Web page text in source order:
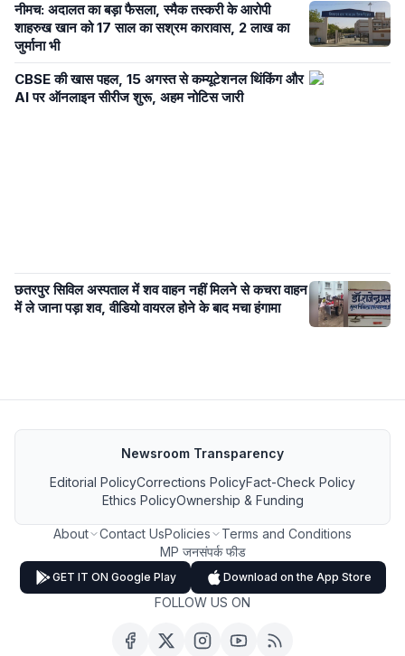
नीमच: अदालत का बड़ा फैसला, स्मैक तस्करी के आरोपी
शाहरुख खान को 17 साल का सश्रम कारावास, 2 लाख का
जुर्माना भी
CBSE की खास पहल, 15 अगस्त से कम्यूटेशनल थिंकिंग और
AI पर ऑनलाइन सीरीज शुरू, अहम नोटिस जारी
छतरपुर सिविल अस्पताल में शव वाहन नहीं मिलने से कचरा वाहन
में ले जाना पड़ा शव, वीडियो वायरल होने के बाद मचा हंगामा
Newsroom Transparency
Editorial PolicyCorrections PolicyFact-Check Policy
Ethics PolicyOwnership & Funding
About Contact UsPolicies
Terms and Conditions
MP जनसंपर्क फीड
GET IT ON Google Play Download on the App Store
FOLLOW US ON